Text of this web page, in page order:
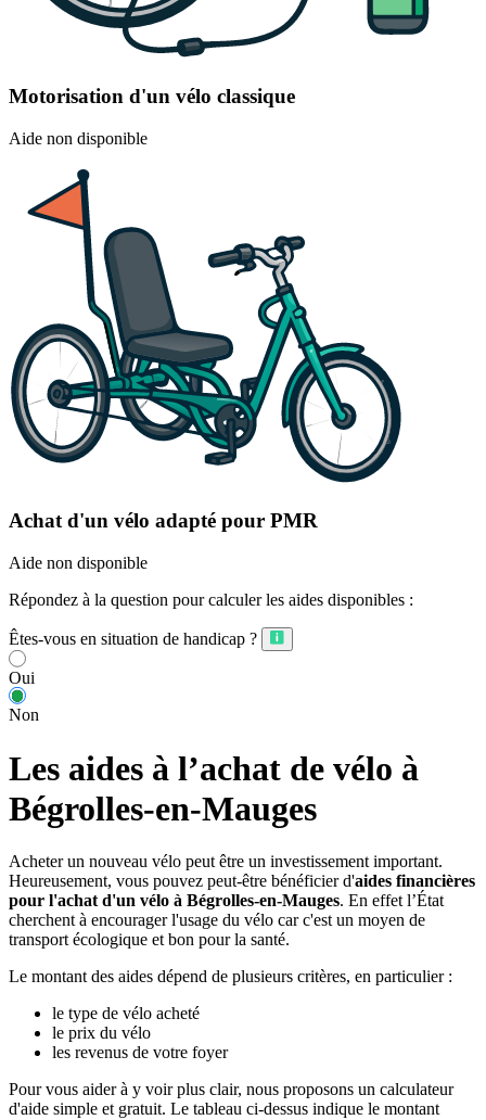
Motorisation d'un vélo classique
Aide non disponible
Achat d'un vélo adapté pour PMR
Aide non disponible
Répondez à la question pour calculer les aides disponibles :
Êtes-vous en situation de handicap ?
Oui
Non
Les aides à l’achat de vélo à
Bégrolles-en-Mauges
Acheter un nouveau vélo peut être un investissement important.
Heureusement, vous pouvez peut-être bénéficier d'aides financières
pour l'achat d'un vélo à Bégrolles-en-Mauges. En effet l’État
cherchent à encourager l'usage du vélo car c'est un moyen de
transport écologique et bon pour la santé.
Le montant des aides dépend de plusieurs critères, en particulier :
le type de vélo acheté
le prix du vélo
les revenus de votre foyer
Pour vous aider à y voir plus clair, nous proposons un calculateur
d'aide simple et gratuit. Le tableau ci-dessus indique le montant